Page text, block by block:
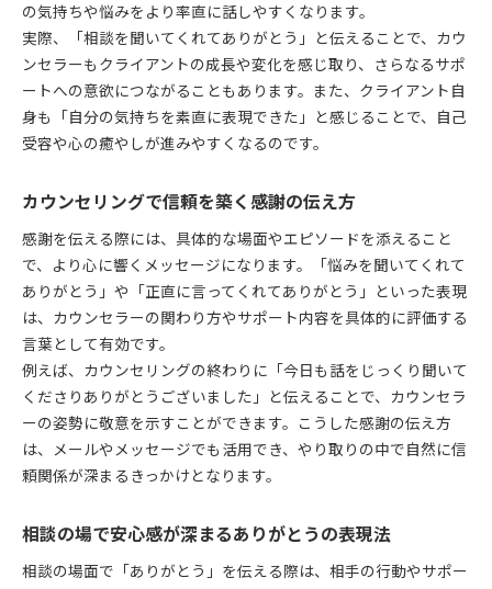
の気持ちや悩みをより率直に話しやすくなります。
実際、「相談を聞いてくれてありがとう」と伝えることで、カウ
ンセラーもクライアントの成長や変化を感じ取り、さらなるサポ
ートへの意欲につながることもあります。また、クライアント自
身も「自分の気持ちを素直に表現できた」と感じることで、自己
受容や心の癒やしが進みやすくなるのです。
カウンセリングで信頼を築く感謝の伝え方
感謝を伝える際には、具体的な場面やエピソードを添えること
で、より心に響くメッセージになります。「悩みを聞いてくれて
ありがとう」や「正直に言ってくれてありがとう」といった表現
は、カウンセラーの関わり方やサポート内容を具体的に評価する
言葉として有効です。
例えば、カウンセリングの終わりに「今日も話をじっくり聞いて
くださりありがとうございました」と伝えることで、カウンセラ
ーの姿勢に敬意を示すことができます。こうした感謝の伝え方
は、メールやメッセージでも活用でき、やり取りの中で自然に信
頼関係が深まるきっかけとなります。
相談の場で安心感が深まるありがとうの表現法
相談の場面で「ありがとう」を伝える際は、相手の行動やサポー